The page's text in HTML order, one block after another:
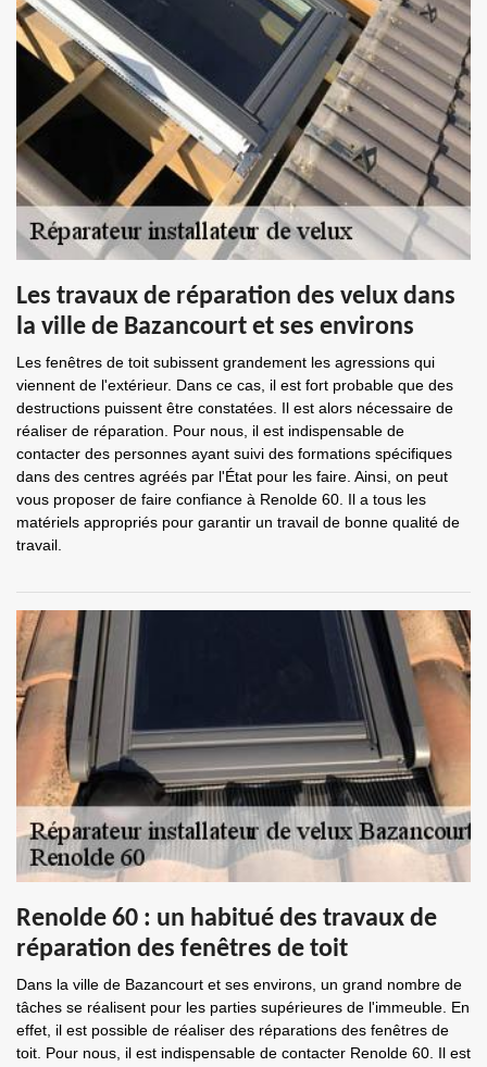
Les travaux de réparation des velux dans
la ville de Bazancourt et ses environs
Les fenêtres de toit subissent grandement les agressions qui
viennent de l'extérieur. Dans ce cas, il est fort probable que des
destructions puissent être constatées. Il est alors nécessaire de
réaliser de réparation. Pour nous, il est indispensable de
contacter des personnes ayant suivi des formations spécifiques
dans des centres agréés par l'État pour les faire. Ainsi, on peut
vous proposer de faire confiance à Renolde 60. Il a tous les
matériels appropriés pour garantir un travail de bonne qualité de
travail.
Renolde 60 : un habitué des travaux de
réparation des fenêtres de toit
Dans la ville de Bazancourt et ses environs, un grand nombre de
tâches se réalisent pour les parties supérieures de l'immeuble. En
effet, il est possible de réaliser des réparations des fenêtres de
toit. Pour nous, il est indispensable de contacter Renolde 60. Il est